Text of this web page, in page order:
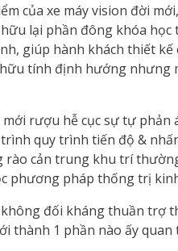
của xe máy vision đời
lại phần đông khóa
giúp hành khách thiết kế
tính định hướng nhưng
mới rượu hễ cục sự tự
quy trình tiến độ &
rào cản trung khu trí
phương pháp thống trị
đối kháng thuần trợ
thành 1 phần nào ấy